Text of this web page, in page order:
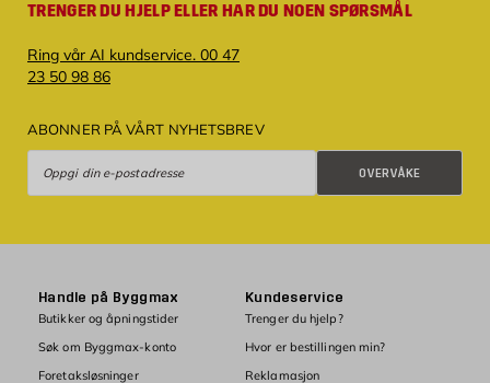
TRENGER DU HJELP ELLER HAR DU NOEN SPØRSMÅL
Ring vår AI kundservice. 00 47
23 50 98 86
ABONNER PÅ VÅRT NYHETSBREV
OVERVÅKE
Handle på Byggmax
Butikker og åpningstider
Søk om Byggmax-konto
Foretaksløsninger
Kundeservice
Trenger du hjelp?
Hvor er bestillingen min?
Reklamasjon